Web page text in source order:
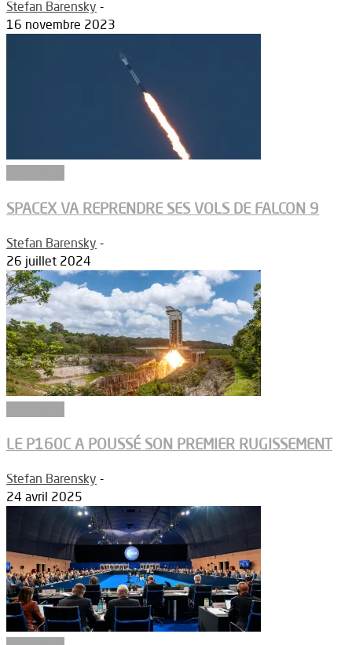
Stefan Barensky -
16 novembre 2023
SPACEX VA REPRENDRE SES VOLS DE FALCON 9
Stefan Barensky -
26 juillet 2024
LE P160C A POUSSÉ SON PREMIER RUGISSEMENT
Stefan Barensky -
24 avril 2025